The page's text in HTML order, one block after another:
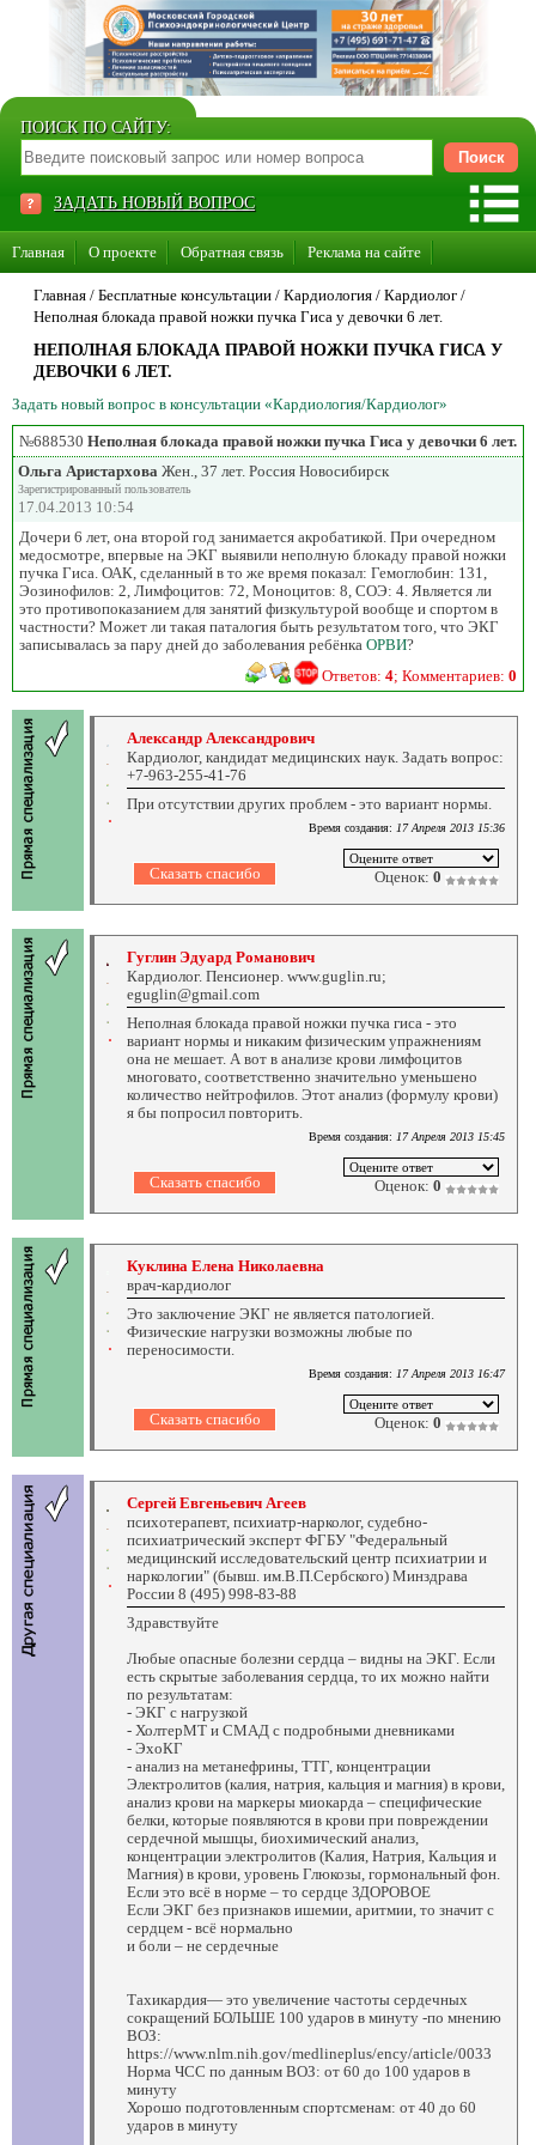
ПОИСК ПО САЙТУ:
ЗАДАТЬ НОВЫЙ ВОПРОС
Главная О проекте Обратная связь Реклама на сайте
Стать консультантом нашего сайта
Суперакция «Каждому врачу свой сайт»
Главная / Бесплатные консультации / Кардиология / Кардиолог /
Неполная блокада правой ножки пучка Гиса у девочки 6 лет.
НЕПОЛНАЯ БЛОКАДА ПРАВОЙ НОЖКИ ПУЧКА ГИСА У
ДЕВОЧКИ 6 ЛЕТ.
Задать новый вопрос в консультации «Кардиология/Кардиолог»
№688530 Неполная блокада правой ножки пучка Гиса у девочки 6 лет.
Ольга Аристархова Жен., 37 лет. Россия Новосибирск
Зарегистрированный пользователь
17.04.2013 10:54
Дочери 6 лет, она второй год занимается акробатикой. При очередном
медосмотре, впервые на ЭКГ выявили неполную блокаду правой ножки
пучка Гиса. ОАК, сделанный в то же время показал: Гемоглобин: 131,
Эозинофилов: 2, Лимфоцитов: 72, Моноцитов: 8, СОЭ: 4. Является ли
это противопоказанием для занятий физкультурой вообще и спортом в
частности? Может ли такая паталогия быть результатом того, что ЭКГ
записывалась за пару дней до заболевания ребёнка ОРВИ?
Ответов: 4; Комментариев: 0
Александр Александрович
Кардиолог, кандидат медицинских наук. Задать вопрос:
+7-963-255-41-76
При отсутствии других проблем - это вариант нормы.
Время создания: 17 Апреля 2013 15:36
Оценок: 0
Гуглин Эдуард Романович
Кардиолог. Пенсионер. www.guglin.ru;
eguglin@gmail.com
Неполная блокада правой ножки пучка гиса - это
вариант нормы и никаким физическим упражнениям
она не мешает. А вот в анализе крови лимфоцитов
многовато, соответственно значительно уменьшено
количество нейтрофилов. Этот анализ (формулу крови)
я бы попросил повторить.
Время создания: 17 Апреля 2013 15:45
Оценок: 0
Куклина Елена Николаевна
врач-кардиолог
Это заключение ЭКГ не является патологией.
Физические нагрузки возможны любые по
переносимости.
Время создания: 17 Апреля 2013 16:47
Оценок: 0
Сергей Евгеньевич Агеев
психотерапевт, психиатр-нарколог, судебно-
психиатрический эксперт ФГБУ "Федеральный
медицинский исследовательский центр психиатрии и
наркологии" (бывш. им.В.П.Сербского) Минздрава
России 8 (495) 998-83-88
Здравствуйте
Любые опасные болезни сердца – видны на ЭКГ. Если
есть скрытые заболевания сердца, то их можно найти
по результатам:
- ЭКГ с нагрузкой
- ХолтерМТ и СМАД с подробными дневниками
- ЭхоКГ
- анализ на метанефрины, ТТГ, концентрации
Электролитов (калия, натрия, кальция и магния) в крови,
анализ крови на маркеры миокарда – специфические
белки, которые появляются в крови при повреждении
сердечной мышцы, биохимический анализ,
концентрации электролитов (Калия, Натрия, Кальция и
Магния) в крови, уровень Глюкозы, гормональный фон.
Если это всё в норме – то сердце ЗДОРОВОЕ
Если ЭКГ без признаков ишемии, аритмии, то значит с
сердцем - всё нормально
и боли – не сердечные
Тахикардия— это увеличение частоты сердечных
сокращений БОЛЬШЕ 100 ударов в минуту -по мнению
ВОЗ:
https://www.nlm.nih.gov/medlineplus/ency/article/0033
Норма ЧСС по данным ВОЗ: от 60 до 100 ударов в
минуту
Хорошо подготовленным спортсменам: от 40 до 60
ударов в минуту